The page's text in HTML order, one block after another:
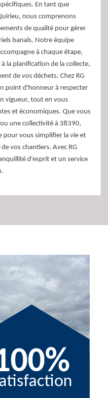
En tant que
nous comprenons
de qualité pour gérer
banals. Notre équipe
à chaque étape,
la planification de la collecte,
de vos déchets. Chez RG
point d'honneur à respecter
vigueur, tout en vous
et économiques. Que vous
une collectivité à 38390,
pour vous simplifier la vie et
vos chantiers. Avec RG
d'esprit et un service